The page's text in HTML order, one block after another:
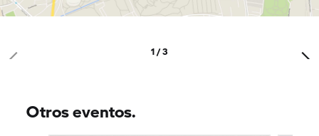
1 / 3
Otros eventos.